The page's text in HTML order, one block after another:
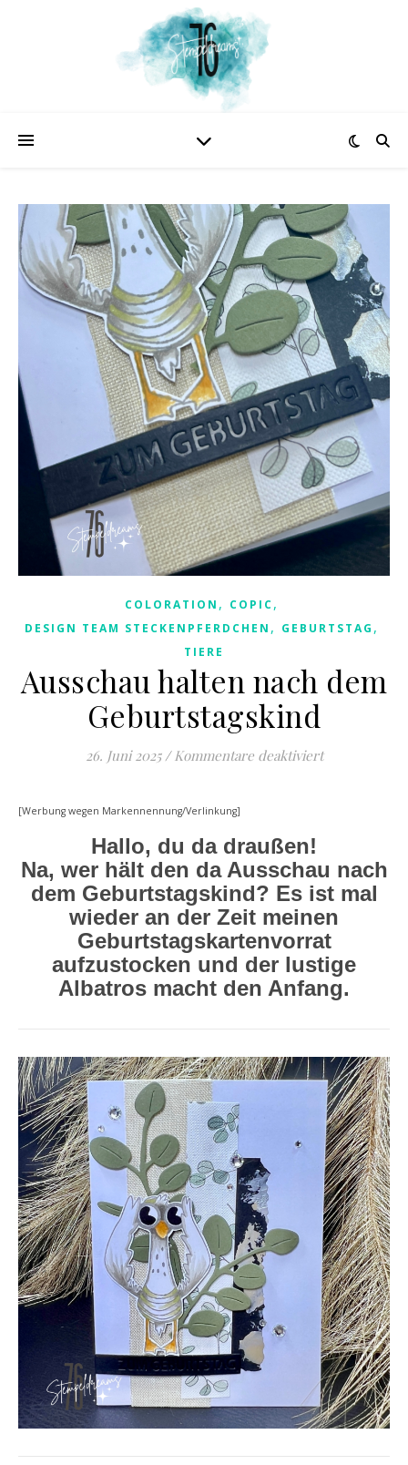
COLORATION , COPIC,
DESIGN TEAM STECKENPFERDCHEN , GEBURTSTAG ,
TIERE
Ausschau halten nach dem
Geburtstagskind
26. Juni 2025 / Kommentare deaktiviertfür Ausschau
[Werbung wegen Markennennung/Verlinkung]
Hallo, du da draußen!
Na, wer hält den da Ausschau nach
dem Geburtstagskind? Es ist mal
wieder an der Zeit meinen
Geburtstagskartenvorrat
aufzustocken und der lustige
Albatros macht den Anfang.